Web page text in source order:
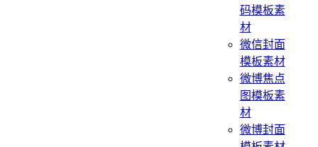
码模板素
材
微信封面
模板素材
微博焦点
图模板素
材
微博封面